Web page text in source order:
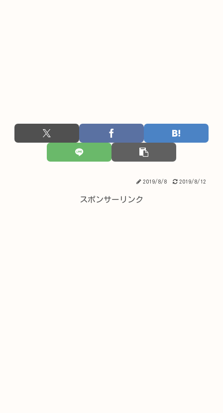
2019/8/8 2019/8/12
スポンサーリンク